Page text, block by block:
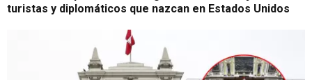
turistas y diplomáticos que nazcan en Estados Unidos